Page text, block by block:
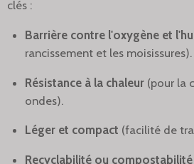
clés :
Barrière contre l'oxygène et
rancissement et les moisissures).
Résistance à la chaleur (pour la
ondes).
Léger et compact (facilité de
Recyclabilité ou compostabilité